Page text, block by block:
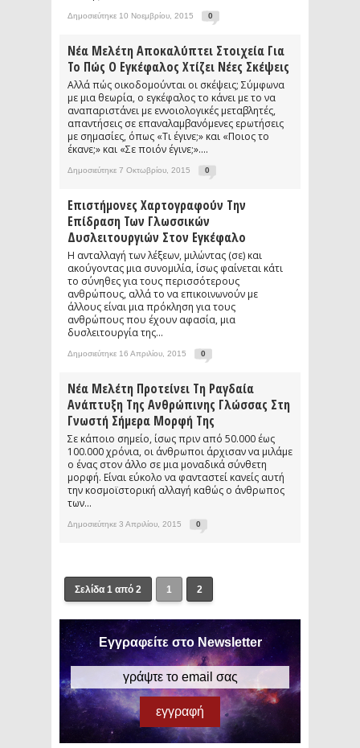
Δημοσιεύτηκε 10 Νοεμβρίου, 2015 0
Νέα Μελέτη Αποκαλύπτει Στοιχεία Για
Το Πώς Ο Εγκέφαλος Χτίζει Νέες Σκέψεις
Αλλά πώς οικοδομούνται οι σκέψεις; Σύμφωνα
με μια θεωρία, ο εγκέφαλος το κάνει με το να
αναπαριστάνει με εννοιολογικές μεταβλητές,
απαντήσεις σε επαναλαμβανόμενες ερωτήσεις
με σημασίες, όπως «Τι έγινε;» και «Ποιος το
έκανε;» και «Σε ποιόν έγινε;»....
Δημοσιεύτηκε 7 Οκτωβρίου, 2015 0
Επιστήμονες Χαρτογραφούν Την
Επίδραση Των Γλωσσικών
Δυσλειτουργιών Στον Εγκέφαλο
Η ανταλλαγή των λέξεων, μιλώντας (σε) και
ακούγοντας μια συνομιλία, ίσως φαίνεται κάτι
το σύνηθες για τους περισσότερους
ανθρώπους, αλλά το να επικοινωνούν με
άλλους είναι μια πρόκληση για τους
ανθρώπους που έχουν αφασία, μια
δυσλειτουργία της...
Δημοσιεύτηκε 16 Απριλίου, 2015 0
Νέα Μελέτη Προτείνει Τη Ραγδαία
Ανάπτυξη Της Ανθρώπινης Γλώσσας Στη
Γνωστή Σήμερα Μορφή Της
Σε κάποιο σημείο, ίσως πριν από 50.000 έως
100.000 χρόνια, οι άνθρωποι άρχισαν να μιλάμε
ο ένας στον άλλο σε μια μοναδικά σύνθετη
μορφή. Είναι εύκολο να φανταστεί κανείς αυτή
την κοσμοϊστορική αλλαγή καθώς ο άνθρωπος
των...
Δημοσιεύτηκε 3 Απριλίου, 2015 0
Σελίδα 1 από 2 1 2
Εγγραφείτε στο Newsletter